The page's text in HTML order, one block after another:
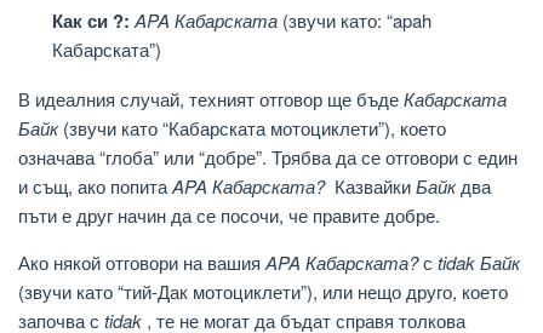
Как си ?:APA Кабарската (звучи като: “apah
Кабарската”)
В идеалния случай, техният отговор ще бъдеКабарската
Байк(звучи като “Кабарската мотоциклети”), което
означава “глоба” или “добре”. Трябва да се отговори с един
и същ, ако попитаAPA Кабарската? КазвайкиБайкдва
пъти е друг начин да се посочи, че правите добре.
Ако някой отговори на вашия APA Кабарската?с tidak Байк
(звучи като “тий-Дак мотоциклети”), или нещо друго, което
започва с tidak , те не могат да бъдат справя толкова